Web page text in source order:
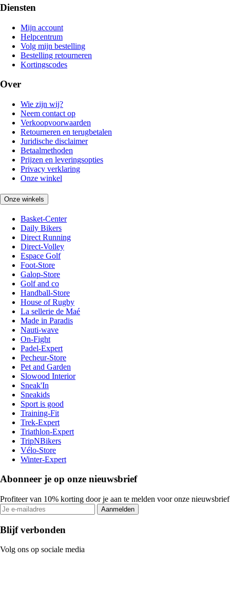
Diensten
Mijn account
Helpcentrum
Volg mijn bestelling
Bestelling retourneren
Kortingscodes
Over
Wie zijn wij?
Neem contact op
Verkoopvoorwaarden
Retourneren en terugbetalen
Juridische disclaimer
Betaalmethoden
Prijzen en leveringsopties
Privacy verklaring
Onze winkel
Onze winkels
Basket-Center
Daily Bikers
Direct Running
Direct-Volley
Espace Golf
Foot-Store
Galop-Store
Golf and co
Handball-Store
House of Rugby
La sellerie de Maé
Made in Paradis
Nauti-wave
On-Fight
Padel-Expert
Pecheur-Store
Pet and Garden
Slowood Interior
Sneak'In
Sneakids
Sport is good
Training-Fit
Trek-Expert
Triathlon-Expert
TripNBikers
Vélo-Store
Winter-Expert
Abonneer je op onze nieuwsbrief
Profiteer van 10% korting door je aan te melden voor onze nieuwsbrief
Aanmelden
Blijf verbonden
Volg ons op sociale media